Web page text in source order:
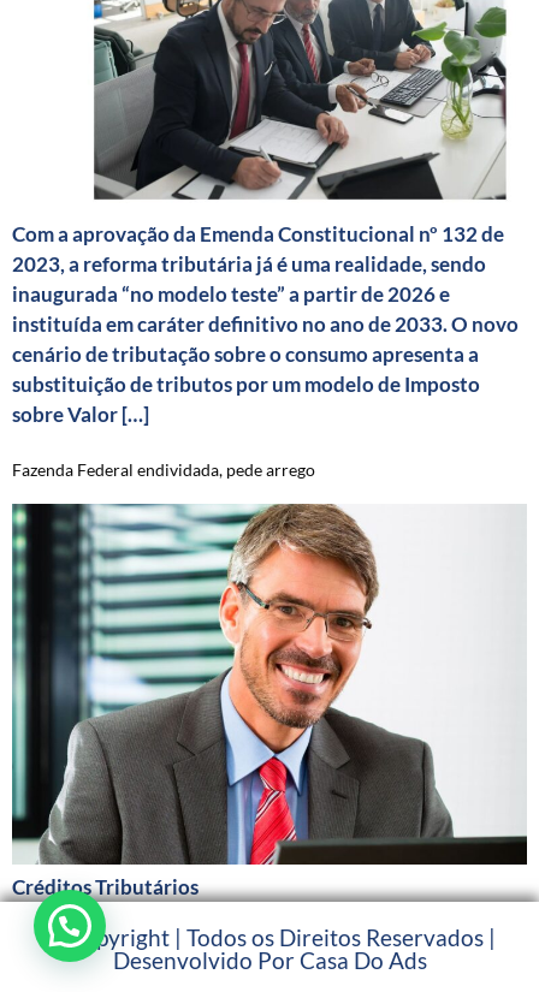
Com a aprovação da Emenda Constitucional nº 132 de
2023, a reforma tributária já é uma realidade, sendo
inaugurada “no modelo teste” a partir de 2026 e
instituída em caráter definitivo no ano de 2033. O novo
cenário de tributação sobre o consumo apresenta a
substituição de tributos por um modelo de Imposto
sobre Valor […]
Fazenda Federal endividada, pede arrego
Créditos Tributários
© Copyright | Todos os Direitos Reservados |
Desenvolvido Por Casa Do Ads